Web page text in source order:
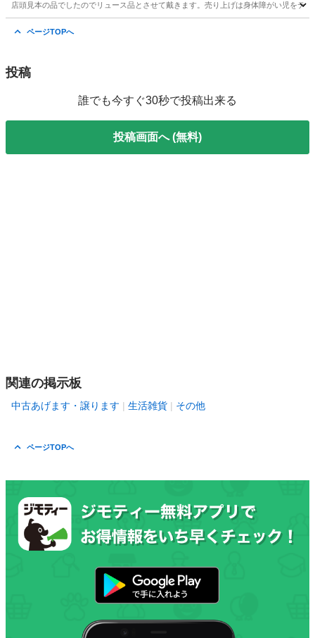
店頭見本の品でしたのでリュース品とさせて戴きます。売り上げは身体障がい児をデ
ページTOPへ
投稿
誰でも今すぐ30秒で投稿出来る
投稿画面へ (無料)
関連の掲示板
中古あげます・譲ります 生活雑貨 その他
ページTOPへ